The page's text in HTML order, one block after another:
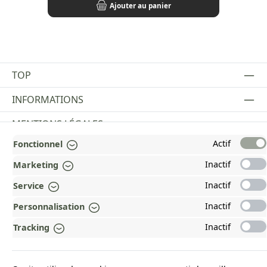
Ajouter au panier
TOP
Revoke a contract
INFORMATIONS
MENTIONS LÉGALES
PAYMENT AND SHIPPING METHODS
RÉCOMPENSÉ ET CERTIFIÉ !
OUR COMMUNITIES
Fonctionnel
Actif
Marketing
Inactif
Service
Inactif
Personnalisation
Inactif
Tracking
Inactif